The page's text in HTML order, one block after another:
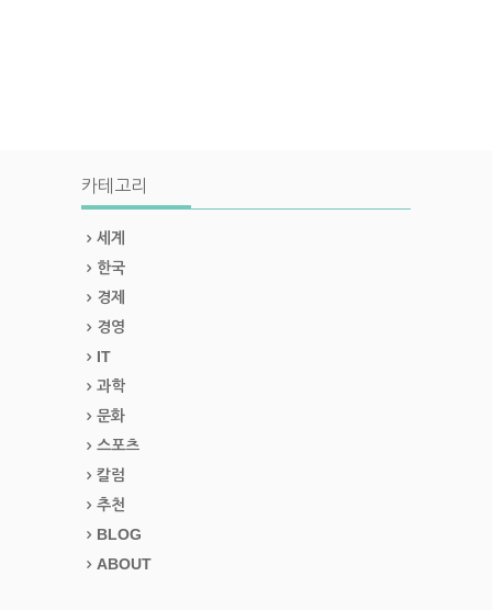
카테고리
세계
한국
경제
경영
IT
과학
문화
스포츠
칼럼
추천
BLOG
ABOUT